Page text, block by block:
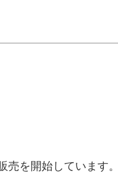
を開始しています。